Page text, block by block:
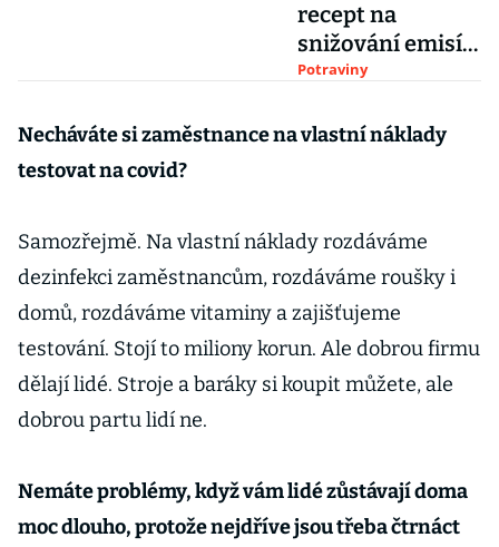
recept na
snižování emisí.
Kravám dávají
Potraviny
Necháváte si zaměstnance na vlastní náklady
testovat na covid?
Samozřejmě. Na vlastní náklady rozdáváme
dezinfekci zaměstnancům, rozdáváme roušky i
domů, rozdáváme vitaminy a zajišťujeme
testování. Stojí to miliony korun. Ale dobrou firmu
dělají lidé. Stroje a baráky si koupit můžete, ale
dobrou partu lidí ne.
Nemáte problémy, když vám lidé zůstávají doma
moc dlouho, protože nejdříve jsou třeba čtrnáct